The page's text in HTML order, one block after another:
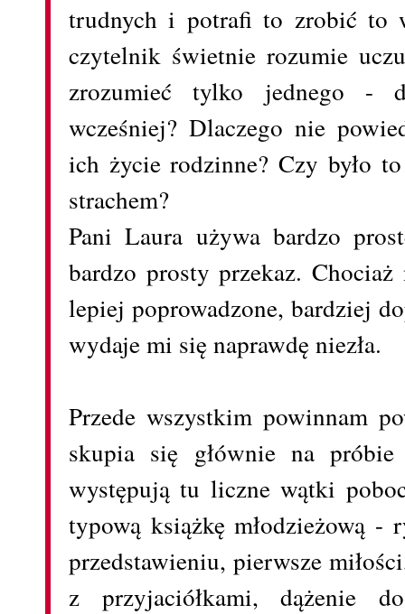
trudnych i potrafi to zrobić to
czytelnik świetnie rozumie
zrozumieć tylko jednego -
wcześniej? Dlaczego nie
ich życie rodzinne? Czy było
strachem?
Pani Laura używa bardzo
bardzo prosty przekaz.
lepiej poprowadzone, bardziej
wydaje mi się naprawdę niezła.
Przede wszystkim powinnam
skupia się głównie na
występują tu liczne wątki
typową książkę młodzieżową
przedstawieniu, pierwsze
z przyjaciółkami, dążenie